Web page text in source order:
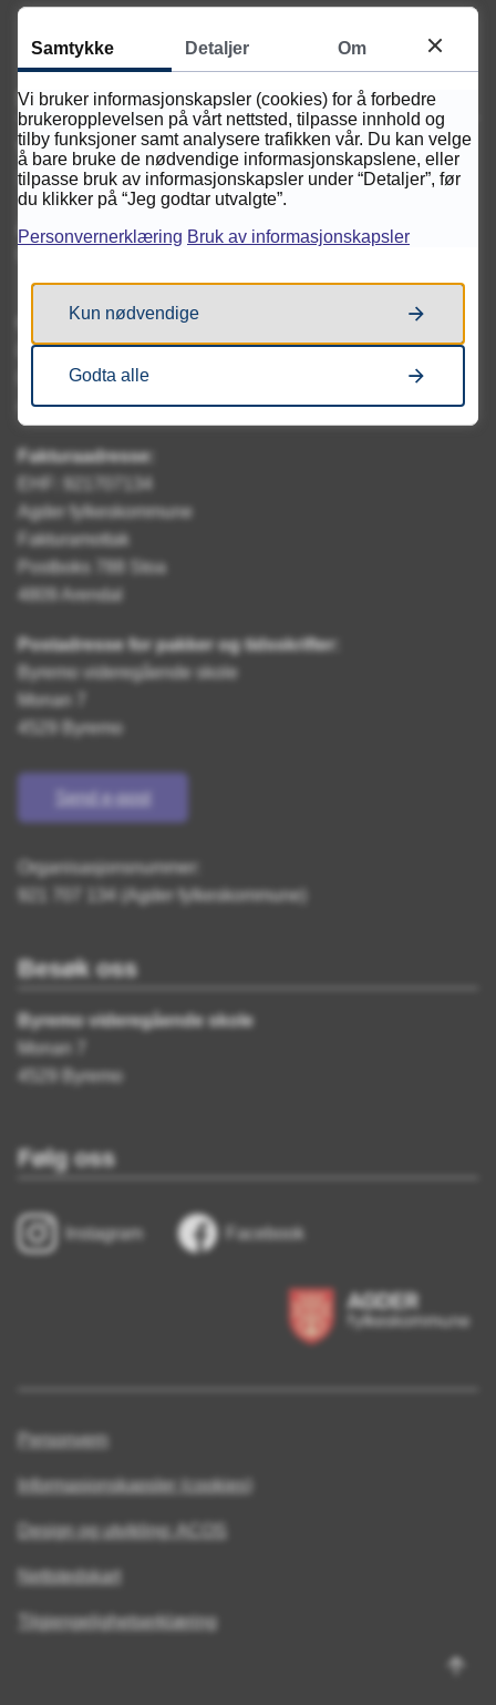
Servicetorget
Telefon
38 28 14 00
Åpningstider
Postadresse:
Byremo videregående skole
Postboks 788 Stoa
4809 Arendal
Fakturaadresse:
EHF: 921707134
Agder fylkeskommune
Fakturamottak
Postboks 788 Stoa
4809 Arendal
Postadresse for pakker og tidsskrifter:
Byremo videregående skole
Monan 7
4529 Byremo
Send e-post
Organisasjonsnummer:
921 707 134 (Agder fylkeskommune)
Besøk oss
Byremo videregående skole
Monan 7
4529 Byremo
Følg oss
Instagram Facebook
Personvern
Informasjonskapsler (cookies)
Design og utvikling: ACOS
Nettstedskart
Tilgjengelighetserklæring
Til
Samtykke Detaljer Om
Vi bruker informasjonskapsler (cookies) for å forbedre
brukeropplevelsen på vårt nettsted, tilpasse innhold og
tilby funksjoner samt analysere trafikken vår. Du kan velge
å bare bruke de nødvendige informasjonskapslene, eller
tilpasse bruk av informasjonskapsler under “Detaljer”, før
du klikker på “Jeg godtar utvalgte”.
Personvernerklæring Bruk av informasjonskapsler
Kun nødvendige
Godta alle